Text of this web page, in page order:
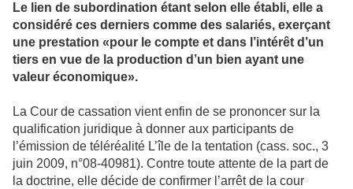
Le lien de subordination étant selon elle établi, elle a
considéré ces derniers comme des salariés, exerçant
une prestation «pour le compte et dans l’intérêt d’un
tiers en vue de la production d’un bien ayant une
valeur économique».
La Cour de cassation vient enfin de se prononcer sur la
qualification juridique à donner aux participants de
l’émission de téléréalité L’île de la tentation (cass. soc., 3
juin 2009, n°08-40981). Contre toute attente de la part de
la doctrine, elle décide de confirmer l’arrêt de la cour